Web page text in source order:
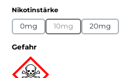
Nikotinstärkeauswählen
0mg 10mg
(Diese Option ist
20mg
Gefahr